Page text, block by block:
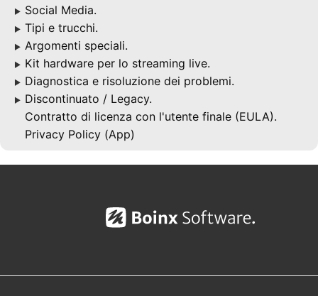
▶ Social Media.
▶ Tipi e trucchi.
▶ Argomenti speciali.
▶ Kit hardware per lo streaming live.
▶ Diagnostica e risoluzione dei problemi.
▶ Discontinuato / Legacy.
Contratto di licenza con l'utente finale (EULA).
Privacy Policy (App)